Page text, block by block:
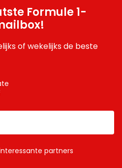
Formule 1-
of wekelijks de beste
partners